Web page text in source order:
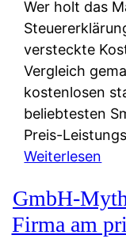
u
n
f
t
e
i
e
W
e
r
t
e
m
M
I
R
:
W
e
u
Wer holt das
versteckte
Vergleich
kostenlosen
beliebtesten
Preis-
Weiterlesen
t
e
u
GmbH-
Firma am